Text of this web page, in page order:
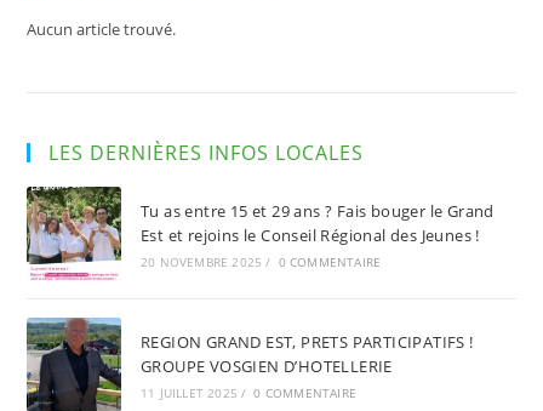
Aucun article trouvé.
LES DERNIÈRES INFOS LOCALES
Tu as entre 15 et 29 ans ? Fais bouger le Grand
Est et rejoins le Conseil Régional des Jeunes !
20 NOVEMBRE 2025 / 0 COMMENTAIRE
REGION GRAND EST, PRETS PARTICIPATIFS !
GROUPE VOSGIEN D’HOTELLERIE
11 JUILLET 2025 / 0 COMMENTAIRE